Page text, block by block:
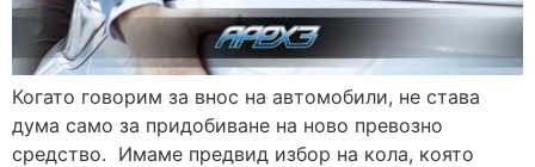
Когато говорим за внос на автомобили, не става
дума само за придобиване на ново превозно
средство. Имаме предвид избор на кола, която